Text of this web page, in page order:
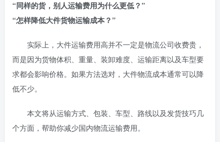
“同样的货，别人运输费用为什么更低？”
“怎样降低大件货物运输成本？”
实际上，大件运输费用高并不一定是物流公司收费贵，
而是因为货物体积、重量、装卸难度、运输距离以及车型要
求都会影响价格。如果方法选对，大件物流成本通常可以降
低不少。
本文将从运输方式、包装、车型、路线以及发货技巧几
个方面，帮助你减少国内物流运输费用。